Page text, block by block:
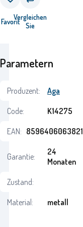
FavoritVergleichen
Sie
Parametern
Produzent:
Aga
Code:
K14275
EAN: 8596406063821
Garantie:
24
Monaten
Zustand:
Material:
metall